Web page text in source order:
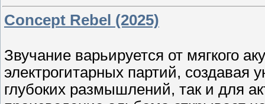
Concept Rebel (2025)
Звучание варьируется от мягкого
электрогитарных партий,
глубоких размышлений, так и для